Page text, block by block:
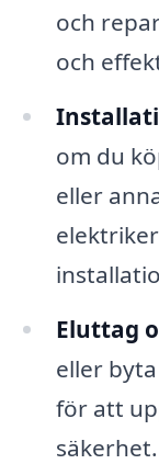
och
och
om du
eller
Eluttag
eller
för att